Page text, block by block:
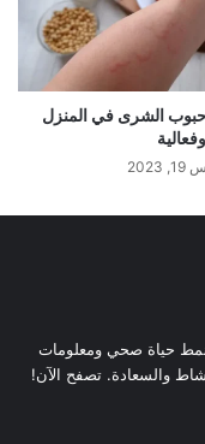
الشرى في المنزل
حياة صحي ومعلومات
والسعادة. تصفح الآن!